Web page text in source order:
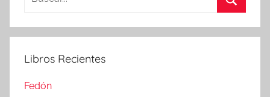
Libros Recientes
Fedón